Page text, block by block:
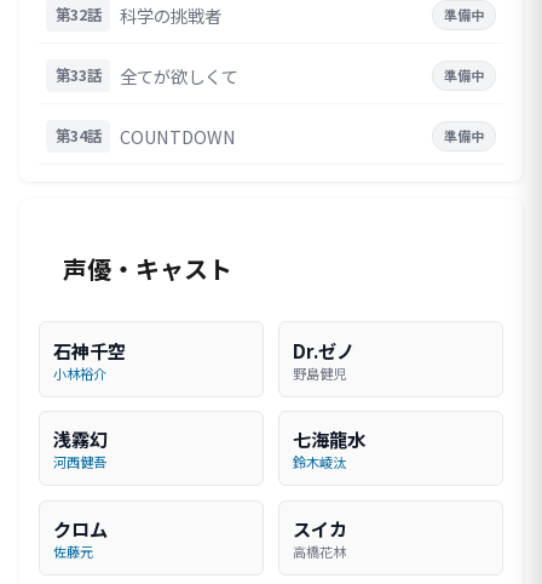
第32話 科学の挑戦者 準備中
第33話 全てが欲しくて 準備中
第34話 COUNTDOWN 準備中
声優・キャスト
石神千空
小林裕介
Dr.ゼノ
野島健児
浅霧幻
河西健吾
七海龍水
鈴木崚汰
クロム
佐藤元
スイカ
高橋花林